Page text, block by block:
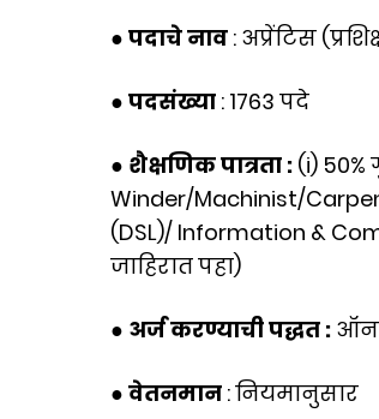
● पदाचे नाव : अप्रेंटिस
● पदसंख्या : 1763 पदे
● शैक्षणिक पात्रता : (i) 50%
Winder/Machinist/
(DSL)/ Information &
जाहिरात पहा)
● अर्ज करण्याची पद्धत :
● वेतनमान : नियमानुसार